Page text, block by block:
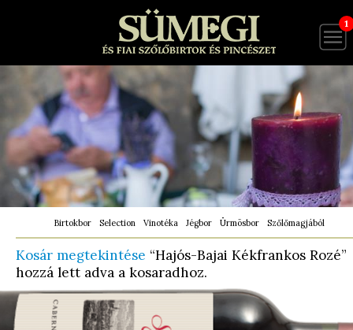
1
Birtokbor Selection Vinotéka Jégbor Ürmösbor Szőlőmagjából
Kosár megtekintése “Hajós-Bajai Kékfrankos Rozé”
hozzá lett adva a kosaradhoz.